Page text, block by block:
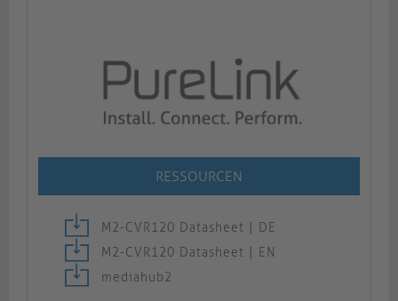
RESSOURCEN
M2-CVR120 Datasheet | DE
M2-CVR120 Datasheet | EN
mediahub2